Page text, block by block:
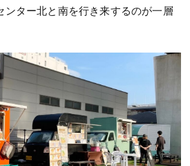
ンター北と南を行き来するのが一層